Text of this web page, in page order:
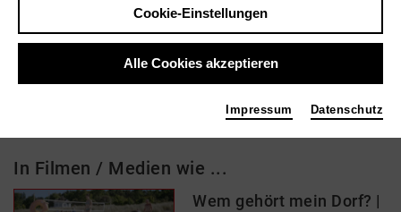
christoph.eder@kammer11.de
In Filmen / Medien wie ...
Wem gehört mein Dorf? |
Cookie-Einstellungen
Alle Cookies akzeptieren
Impressum Datenschutz